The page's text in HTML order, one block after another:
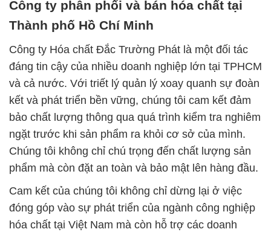
Công ty phân phối và bán hóa chất tại
Thành phố Hồ Chí Minh
Công ty Hóa chất Đắc Trường Phát là một đối tác
đáng tin cậy của nhiều doanh nghiệp lớn tại TPHCM
và cả nước. Với triết lý quản lý xoay quanh sự đoàn
kết và phát triển bền vững, chúng tôi cam kết đảm
bảo chất lượng thông qua quá trình kiểm tra nghiêm
ngặt trước khi sản phẩm ra khỏi cơ sở của mình.
Chúng tôi không chỉ chú trọng đến chất lượng sản
phẩm mà còn đặt an toàn và bảo mật lên hàng đầu.
Cam kết của chúng tôi không chỉ dừng lại ở việc
đóng góp vào sự phát triển của ngành công nghiệp
hóa chất tại Việt Nam mà còn hỗ trợ các doanh